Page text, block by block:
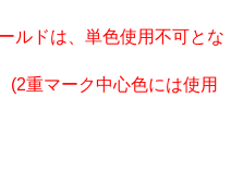
ルドは、単色使用不可とな
重マーク中心色には使用